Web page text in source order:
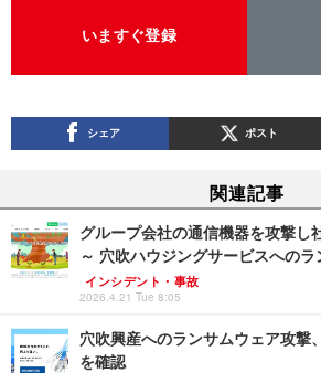
いますぐ登録
シェア ポスト
関連記事
グループ会社の通信機器を攻撃し
～ 穴吹ハウジングサービスへの
インシデント・事故
2026.4.21 Tue 8:05
穴吹興産へのランサムウェア攻撃
を確認